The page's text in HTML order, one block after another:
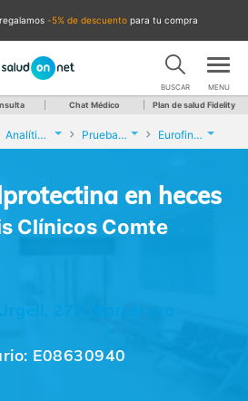
-5% de descuento para tu compra
BUSCAR MENU
Chat Médico Plan de salud Fidelity
Analíticas y Genética Prueba de calprotectina en heces Eurofins Análisis Clínicos Comte d'Urgell
en heces
Clínicos Comte
E08630940